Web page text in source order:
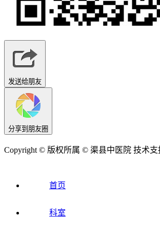
发送给朋友
分享到朋友圈
Copyright © 版权所属 © 渠县中医院 技术支
首页
科室